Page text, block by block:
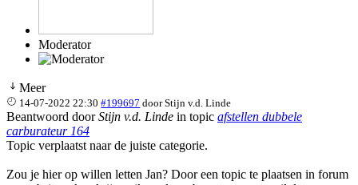
Moderator
Meer
14-07-2022 22:30 #199697 doorStijn v.d. Linde
Beantwoord doorStijn v.d. Linde in topic afstellen dubbele
carburateur 164
Topic verplaatst naar de juiste categorie.
Zou je hier op willen letten Jan? Door een topic te plaatsen in forum